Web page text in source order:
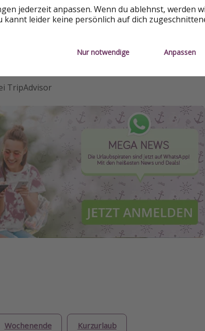
bei HolidayCheck
TripAdvisor
Wochenende Kurzurlaub
jederzeit anpassen. Wenn du ablehnst, werden
kannt leider keine persönlich auf dich
Nur notwendige Anpassen